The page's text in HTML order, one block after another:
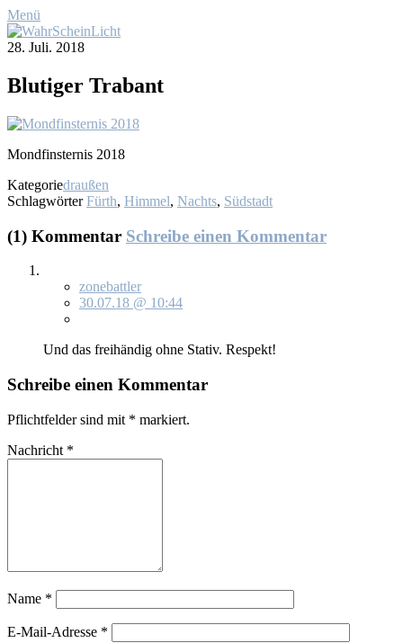
Menü
28. Juli. 2018
Blu­ti­ger Tra­bant
Mond­fins­ter­nis 2018
Kategoriedraußen
Schlagwörter Fürth, Himmel, Nachts, Südstadt
(1) Kommentar Schreibe einen Kommentar
zonebattler
30.07.18 @ 10:44
Und das frei­hän­dig oh­ne Sta­tiv. Re­spekt!
Schreibe einen Kommentar
Pflichtfelder sind mit * markiert.
Nachricht *
Name *
E-Mail-Adresse *